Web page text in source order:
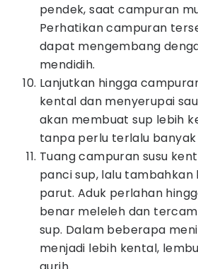
pendek, saat campuran
Perhatikan campuran
dapat mengembang
mendidih.
Lanjutkan hingga
kental dan menyerupai
akan membuat sup lebih
tanpa perlu terlalu banyak
Tuang campuran susu
panci sup, lalu tambahkan
parut. Aduk perlahan
benar meleleh dan
sup. Dalam beberapa
menjadi lebih kental,